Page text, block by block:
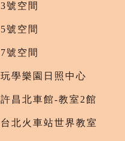
3號空間
5號空間
7號空間
玩學樂園日照中心
許昌北車館-教室2館
台北火車站世界教室